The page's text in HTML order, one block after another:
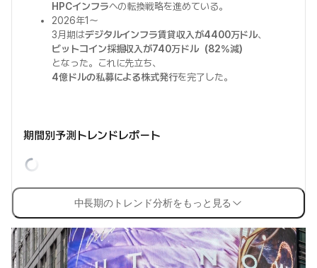
HPCインフラへの転換戦略を進めている。
2026年1〜
3月期はデジタルインフラ賃貸収入が4400万ドル、
ビットコイン採掘収入が740万ドル（82%減）
となった。これに先立ち、
4億ドルの私募による株式発行を完了した。
期間別予測トレンドレポート
中長期のトレンド分析をもっと見る